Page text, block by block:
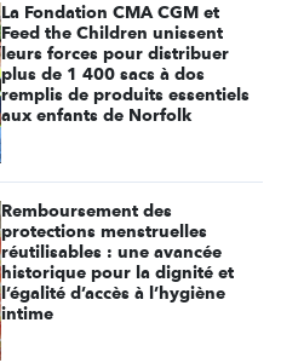
La Fondation CMA CGM et
Feed the Children unissent
leurs forces pour distribuer
plus de 1 400 sacs à dos
remplis de produits essentiels
aux enfants de Norfolk
Remboursement des
protections menstruelles
réutilisables : une avancée
historique pour la dignité et
l’égalité d’accès à l’hygiène
intime